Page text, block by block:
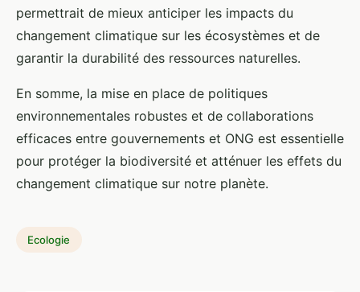
permettrait de mieux anticiper les impacts du
changement climatique sur les écosystèmes et de
garantir la durabilité des ressources naturelles.
En somme, la mise en place de politiques
environnementales robustes et de collaborations
efficaces entre gouvernements et ONG est essentielle
pour protéger la biodiversité et atténuer les effets du
changement climatique sur notre planète.
Ecologie